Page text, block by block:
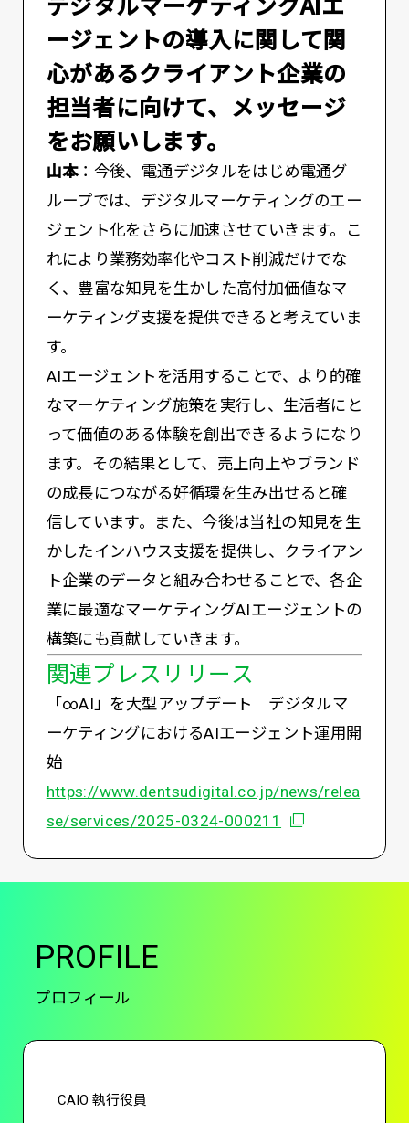
ージェントの導入に関して関
心があるクライアント企業の
担当者に向けて、メッセージ
をお願いします。
山本：今後、電通デジタルをはじめ電通グ
ループでは、デジタルマーケティングのエー
ジェント化をさらに加速させていきます。こ
れにより業務効率化やコスト削減だけでな
く、豊富な知見を生かした高付加価値なマ
ーケティング支援を提供できると考えていま
す。
AIエージェントを活用することで、より的確
なマーケティング施策を実行し、生活者にと
って価値のある体験を創出できるようになり
ます。その結果として、売上向上やブランド
の成長につながる好循環を生み出せると確
信しています。また、今後は当社の知見を生
かしたインハウス支援を提供し、クライアン
ト企業のデータと組み合わせることで、各企
業に最適なマーケティングAIエージェントの
構築にも貢献していきます。
関連プレスリリース
「∞AI」を大型アップデート デジタルマ
ーケティングにおけるAIエージェント運用開
始
https://www.dentsudigital.co.jp/news/relea
se/services/2025-0324-000211
別ウィンドウで
PROFILE
プロフィール
CAIO 執行役員